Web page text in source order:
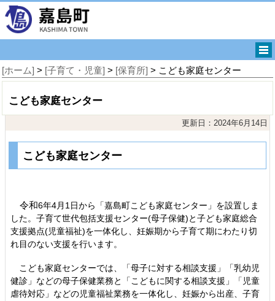
[ホーム] > [子育て・児童] > [保育所] > こども家庭センター
こども家庭センター
更新日：2024年6月14日
こども家庭センター
令和6年4月1日から「嘉島町こども家庭センター」を設置しま
した。子育て世代包括支援センター(母子保健)と子ども家庭総合
支援拠点(児童福祉)を一体化し、妊娠期から子育て期にわたり切
れ目のない支援を行います。
こ ども家庭センターでは、「母子に対する相談支援」「乳幼児
健診」などの母子保健業務と「こどもに関する相談支援」「児童
虐待対応」などの児童福祉業務を一体化し、妊娠から出産、子育